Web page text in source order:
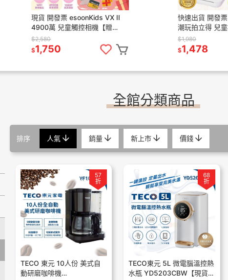
現貨 開發票 esoonKids VX II
4900萬 兒童觸控相機【贈
64G+保貼+支架】兒童相機 照
相機 相機
$2,580
$1,750
快速出貨 開發
潮玩拍立得 兒
打印相機 可拍
畫素相機
$1,980
$1,478
全館分類商品
排序 人氣 銷量 新上市 價錢
57
折
TECO 東元 10人份 美式自
動研磨咖啡機
68
折
TECO東元 5L 微電腦溫控熱
水瓶 YD5203CBW【現貨